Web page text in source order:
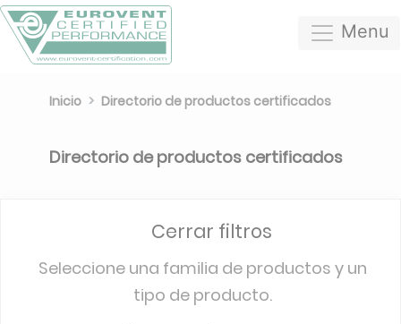
Menu
Inicio Directorio de productos certificados
Directorio de productos certificados
Cerrar filtros
Seleccione una familia de productos y un
tipo de producto.